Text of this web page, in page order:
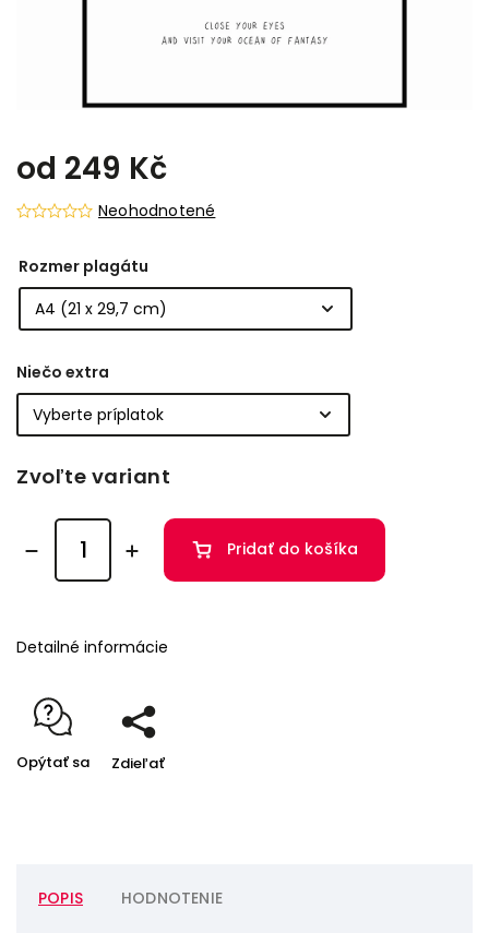
od 249 Kč
Neohodnotené
Rozmer plagátu
Niečo extra
Zvoľte variant
Pridať do košíka
Detailné informácie
Opýtať sa Zdieľať
POPIS HODNOTENIE